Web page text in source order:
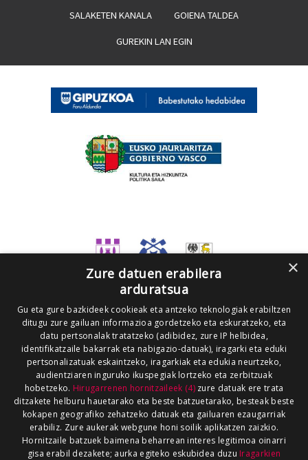
SALAKETEN KANALA GOIENA TALDEA
GUREKIN LAN EGIN
×
Zure datuen erabilera
arduratsua
Gu eta gure bazkideek cookieak eta antzeko teknologiak erabiltzen
ditugu zure gailuan informazioa gordetzeko eta eskuratzeko, eta
datu pertsonalak tratatzeko (adibidez, zure IP helbidea,
identifikatzaile bakarrak eta nabigazio-datuak), iragarki eta eduki
pertsonalizatuak eskaintzeko, iragarkiak eta edukia neurtzeko,
audientziaren inguruko ikuspegiak lortzeko eta zerbitzuak
hobetzeko. Hirugarrenen hornitzaileek (4)zure datuak ere trata
ditzakete helburu hauetarako eta beste batzuetarako, besteak beste
kokapen geografiko zehatzeko datuak eta gailuaren ezaugarriak
erabiliz. Zure aukerak webgune honi soilik aplikatzen zaizkio.
Hornitzaile batzuek baimena beharrean interes legitimoa oinarri
gisa erabil dezakete; aurka egiteko eskubidea duzu Iragarkien